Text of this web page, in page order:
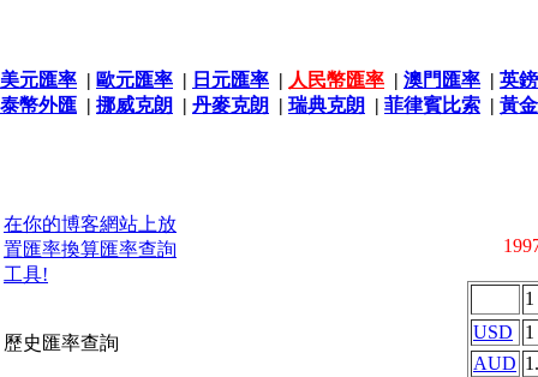
美元匯率 | 歐元匯率 | 日元匯率 | 人民幣匯率 | 澳門匯率 | 英
泰幣外匯 | 挪威克朗 | 丹麥克朗 | 瑞典克朗 | 菲律賓比索 | 黃
在你的博客網站上放
置匯率換算匯率查詢
工具!
歷史匯率查詢
1
USD
1
AUD